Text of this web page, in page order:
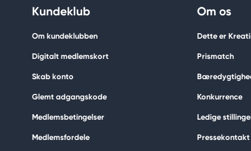
Kundeklub
Om kundeklubben
Digitalt medlemskort
Skab konto
Glemt adgangskode
Medlemsbetingelser
Medlemsfordele
Om os
Dette er
Prismatch
Konkurrence
Ledige
Pressekontakt